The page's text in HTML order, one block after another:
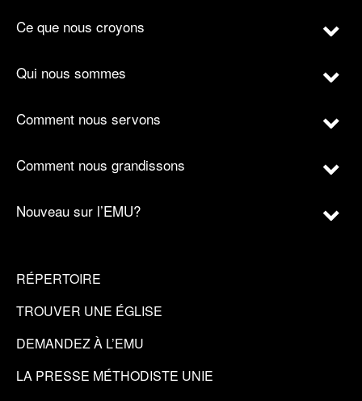
Ce que nous croyons
Qui nous sommes
Comment nous servons
Comment nous grandissons
Nouveau sur l’EMU?
RÉPERTOIRE
TROUVER UNE ÉGLISE
DEMANDEZ À L’EMU
LA PRESSE MÉTHODISTE UNIE